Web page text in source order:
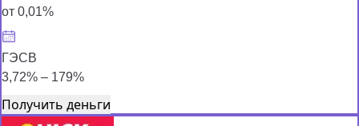
от 0,01%
ГЭСВ
3,72% – 179%
Получить деньги